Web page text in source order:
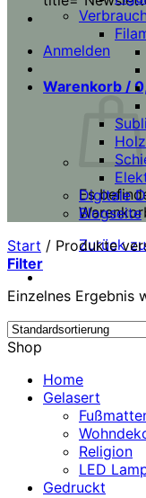
Anmelden
Warenkorb /
Es
Zurück
Holz
Digitale
Blogseite
Start / Produkte
Filter
Einzelnes Ergebnis
Shop
Home
Gelasert
Religion
LED
Gedruckt